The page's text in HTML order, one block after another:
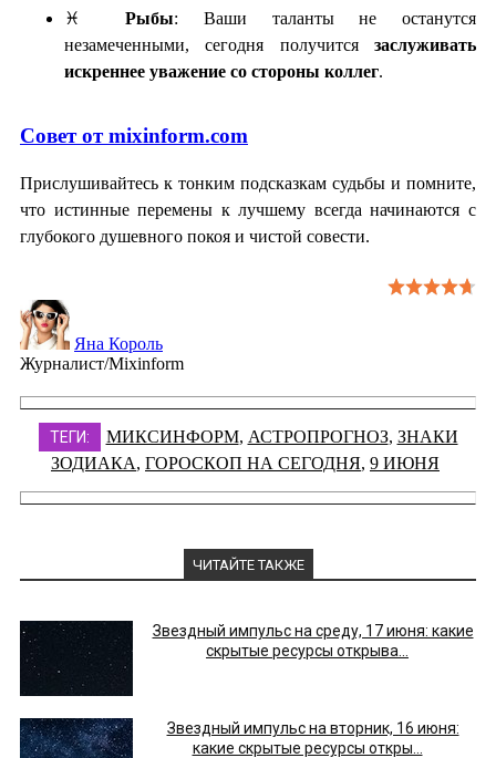
♓Рыбы: Ваши таланты не останутся
незамеченными, сегодня получится заслуживать
искреннее уважение со стороны коллег.
Совет от mixinform.com
Прислушивайтесь к тонким подсказкам судьбы и помните,
что истинные перемены к лучшему всегда начинаются с
глубокого душевного покоя и чистой совести.
Яна Король
Журналист/Mixinform
ТЕГИ: МИКСИНФОРМ, АСТРОПРОГНОЗ, ЗНАКИ
ЗОДИАКА, ГОРОСКОП НА СЕГОДНЯ, 9 ИЮНЯ
ЧИТАЙТЕ ТАКЖЕ
Звездный импульс на среду, 17 июня: какие
скрытые ресурсы открыва...
Звездный импульс на вторник, 16 июня:
какие скрытые ресурсы откры...